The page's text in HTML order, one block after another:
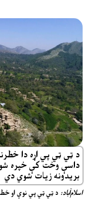
د ټي ټي پي اړه دا
داسې وخت کې خپره
بریدونه زیات شوي دي
اسلام‌آباد: د ټي ټي پي نوې او